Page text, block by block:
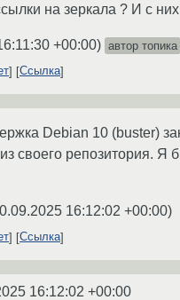
на зеркала ? И с
+00:00) автор топика
Ссылка
Debian 10 (buster)
своего репозитория.
16:12:02 +00:00)
Ссылка
16:12:02 +00:00